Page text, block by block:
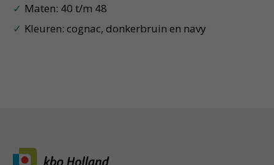
Maten: 40 t/m 48
Kleuren: cognac, donkerbruin en navy